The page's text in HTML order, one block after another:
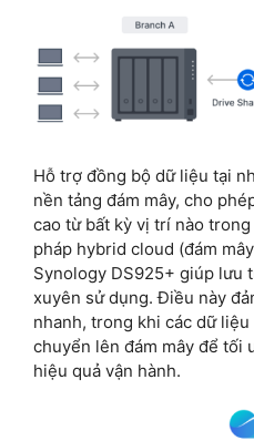
Hỗ trợ đồng bộ dữ liệu tại
nền tảng đám mây, cho
cao từ bất kỳ vị trí nào
pháp hybrid cloud (đám
Synology DS925+ giúp lưu
xuyên sử dụng. Điều này
nhanh, trong khi các dữ
chuyển lên đám mây để tối
hiệu quả vận hành.